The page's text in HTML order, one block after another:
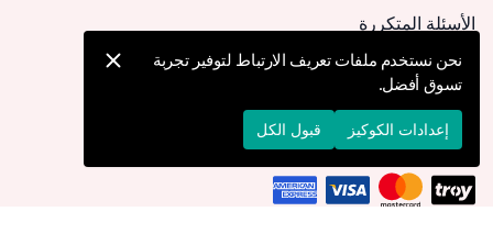
الأسئلة المتكررة
كيف يمكنني تقديم طلب؟
الشحن والتوصيل
الإرجاع والإلغاء
نحن نستخدم ملفات تعريف الارتباط لتوفير تجربة
تسوق أفضل.
إعدادات الكوكيز قبول الكل